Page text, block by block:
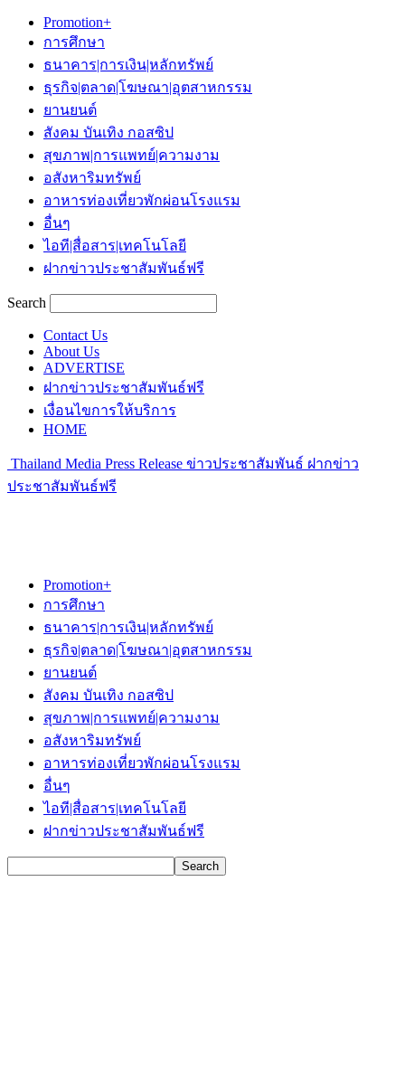
Promotion+
การศึกษา
ธนาคาร|การเงิน|หลักทรัพย์
ธุรกิจ|ตลาด|โฆษณา|อุตสาหกรรม
ยานยนต์
สังคม บันเทิง กอสซิป
สุขภาพ|การแพทย์|ความงาม
อสังหาริมทรัพย์
อาหารท่องเที่ยวพักผ่อนโรงแรม
อื่นๆ
ไอที|สื่อสาร|เทคโนโลยี
ฝากข่าวประชาสัมพันธ์ฟรี
Search
Contact Us
About Us
ADVERTISE
ฝากข่าวประชาสัมพันธ์ฟรี
เงื่อนไขการให้บริการ
HOME
Thailand Media Press Release ข่าวประชาสัมพันธ์ ฝากข่าว
ประชาสัมพันธ์ฟรี
Promotion+
การศึกษา
ธนาคาร|การเงิน|หลักทรัพย์
ธุรกิจ|ตลาด|โฆษณา|อุตสาหกรรม
ยานยนต์
สังคม บันเทิง กอสซิป
สุขภาพ|การแพทย์|ความงาม
อสังหาริมทรัพย์
อาหารท่องเที่ยวพักผ่อนโรงแรม
อื่นๆ
ไอที|สื่อสาร|เทคโนโลยี
ฝากข่าวประชาสัมพันธ์ฟรี